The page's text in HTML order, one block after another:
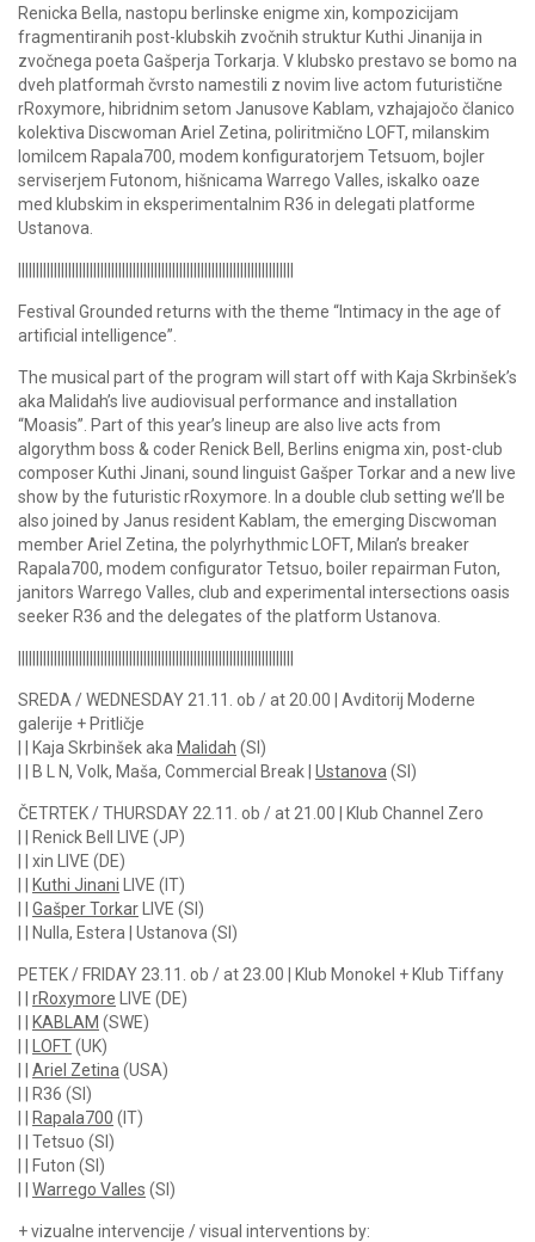
Renicka Bella, nastopu berlinske enigme xin, kompozicijam
fragmentiranih post-klubskih zvočnih struktur Kuthi Jinanija in
zvočnega poeta Gašperja Torkarja. V klubsko prestavo se bomo na
dveh platformah čvrsto namestili z novim live actom futuristične
rRoxymore, hibridnim setom Janusove Kablam, vzhajajočo članico
kolektiva Discwoman Ariel Zetina, poliritmično LOFT, milanskim
lomilcem Rapala700, modem konfiguratorjem Tetsuom, bojler
serviserjem Futonom, hišnicama Warrego Valles, iskalko oaze
med klubskim in eksperimentalnim R36 in delegati platforme
Ustanova.
Festival Grounded returns with the theme “Intimacy in the age of
artificial intelligence”.
The musical part of the program will start off with Kaja Skrbinšek’s
aka Malidah’s live audiovisual performance and installation
“Moasis”. Part of this year’s lineup are also live acts from
algorythm boss & coder Renick Bell, Berlins enigma xin, post-club
composer Kuthi Jinani, sound linguist Gašper Torkar and a new live
show by the futuristic rRoxymore. In a double club setting we’ll be
also joined by Janus resident Kablam, the emerging Discwoman
member Ariel Zetina, the polyrhythmic LOFT, Milan’s breaker
Rapala700, modem configurator Tetsuo, boiler repairman Futon,
janitors Warrego Valles, club and experimental intersections oasis
seeker R36 and the delegates of the platform Ustanova.
SREDA / WEDNESDAY 21.11. ob / at 20.00 | Avditorij Moderne
galerije + Pritličje
| | Kaja Skrbinšek aka Malidah (SI)
| | B L N, Volk, Maša, Commercial Break | Ustanova (SI)
ČETRTEK / THURSDAY 22.11. ob / at 21.00 | Klub Channel Zero
| | Renick Bell LIVE (JP)
| | xin LIVE (DE)
Kuthi Jinani LIVE (IT)
Gašper Torkar LIVE (SI)
| | Nulla, Estera | Ustanova (SI)
PETEK / FRIDAY 23.11. ob / at 23.00 | Klub Monokel + Klub Tiffany
rRoxymore LIVE (DE)
KABLAM (SWE)
LOFT(UK)
Ariel Zetina (USA)
| | R36 (SI)
Rapala700 (IT)
| | Tetsuo (SI)
| | Futon (SI)
Warrego Valles (SI)
+ vizualne intervencije / visual interventions by: